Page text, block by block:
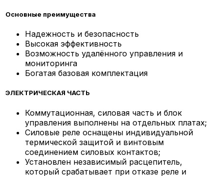
Основные преимущества
Надежность и безопасность
Высокая эффективность
Возможность удалённого управления и
мониторинга
Богатая базовая комплектация
ЭЛЕКТРИЧЕСКАЯ ЧАСТЬ
Коммутационная, силовая часть и блок
управления выполнены на отдельных платах;
Силовые реле оснащены индивидуальной
термической защитой и винтовым
соединением силовых контактов;
Установлен независимый расцепитель,
который срабатывает при отказе реле и